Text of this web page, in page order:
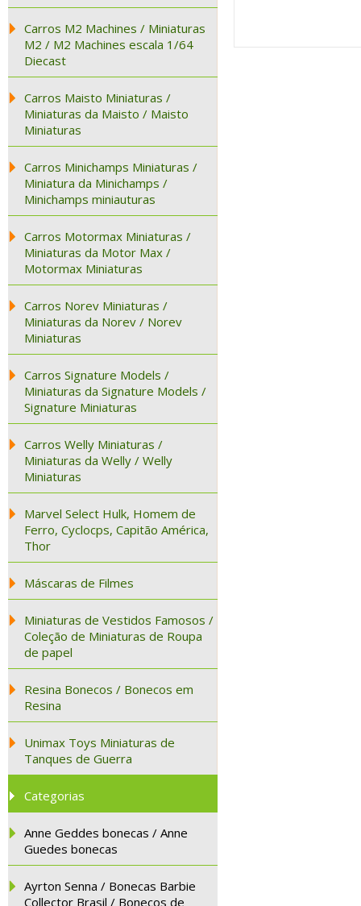
Carros M2 Machines / Miniaturas
M2 / M2 Machines escala 1/64
Diecast
Carros Maisto Miniaturas /
Miniaturas da Maisto / Maisto
Miniaturas
Carros Minichamps Miniaturas /
Miniatura da Minichamps /
Minichamps miniauturas
Carros Motormax Miniaturas /
Miniaturas da Motor Max /
Motormax Miniaturas
Carros Norev Miniaturas /
Miniaturas da Norev / Norev
Miniaturas
Carros Signature Models /
Miniaturas da Signature Models /
Signature Miniaturas
Carros Welly Miniaturas /
Miniaturas da Welly / Welly
Miniaturas
Marvel Select Hulk, Homem de
Ferro, Cyclocps, Capitão América,
Thor
Máscaras de Filmes
Miniaturas de Vestidos Famosos /
Coleção de Miniaturas de Roupa
de papel
Resina Bonecos / Bonecos em
Resina
Unimax Toys Miniaturas de
Tanques de Guerra
Categorias
Anne Geddes bonecas / Anne
Guedes bonecas
Ayrton Senna / Bonecas Barbie
Collector Brasil / Bonecos de